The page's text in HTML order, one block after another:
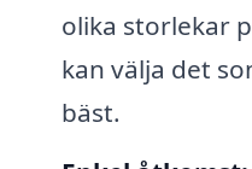
olika storlekar
kan välja det
bäst.